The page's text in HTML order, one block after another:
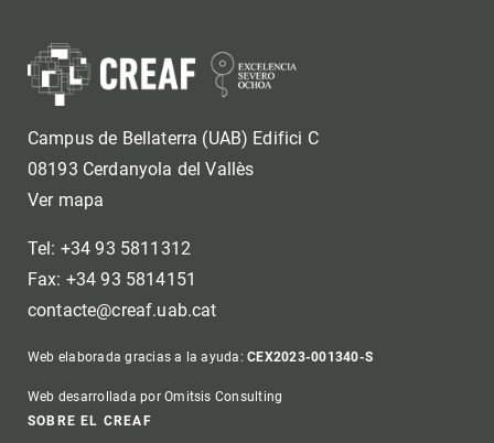
Campus de Bellaterra (UAB) Edifici C
08193 Cerdanyola del Vallès
Ver mapa
Tel: +34 93 5811312
Fax: +34 93 5814151
contacte@creaf.uab.cat
Web elaborada gracias a la ayuda:CEX2023-001340-S
Web desarrollada por Omitsis Consulting
SOBRE EL CREAF